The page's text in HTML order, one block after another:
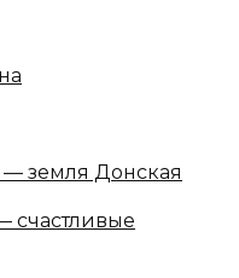
земля Донская
счастливые